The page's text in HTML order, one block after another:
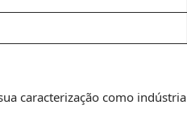
caracterização como indústria